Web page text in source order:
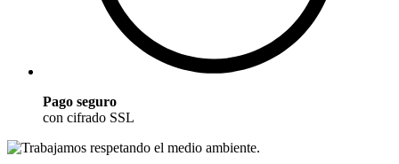
Pago seguro
con cifrado SSL